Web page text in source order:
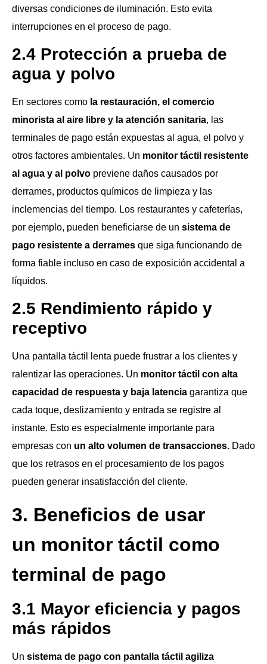
diversas condiciones de iluminación. Esto evita
interrupciones en el proceso de pago.
2.4 Protección a prueba de
agua y polvo
En sectores como la restauración, el comercio
minorista al aire libre y la atención sanitaria, las
terminales de pago están expuestas al agua, el polvo y
otros factores ambientales. Un monitor táctil resistente
al agua y al polvo previene daños causados ​​por
derrames, productos químicos de limpieza y las
inclemencias del tiempo. Los restaurantes y cafeterías,
por ejemplo, pueden beneficiarse de un sistema de
pago resistente a derrames que siga funcionando de
forma fiable incluso en caso de exposición accidental a
líquidos.
2.5 Rendimiento rápido y
receptivo
Una pantalla táctil lenta puede frustrar a los clientes y
ralentizar las operaciones. Un monitor táctil con alta
capacidad de respuesta y baja latencia garantiza que
cada toque, deslizamiento y entrada se registre al
instante. Esto es especialmente importante para
empresas con un alto volumen de transacciones. Dado
que los retrasos en el procesamiento de los pagos
pueden generar insatisfacción del cliente.
3. Beneficios de usar
un monitor táctil como
terminal de pago
3.1 Mayor eficiencia y pagos
más rápidos
Un sistema de pago con pantalla táctil agiliza